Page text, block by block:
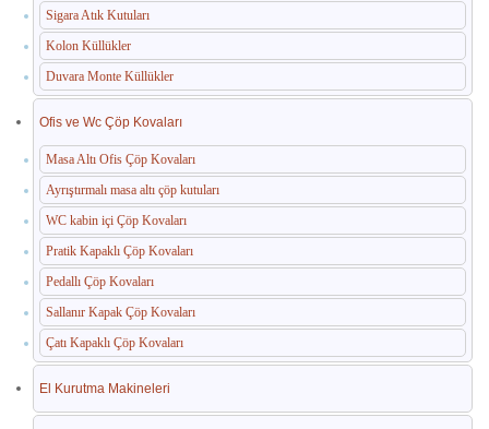
Sigara Atık Kutuları
Kolon Küllükler
Duvara Monte Küllükler
Ofis ve Wc Çöp Kovaları
Masa Altı Ofis Çöp Kovaları
Ayrıştırmalı masa altı çöp kutuları
WC kabin içi Çöp Kovaları
Pratik Kapaklı Çöp Kovaları
Pedallı Çöp Kovaları
Sallanır Kapak Çöp Kovaları
Çatı Kapaklı Çöp Kovaları
El Kurutma Makineleri